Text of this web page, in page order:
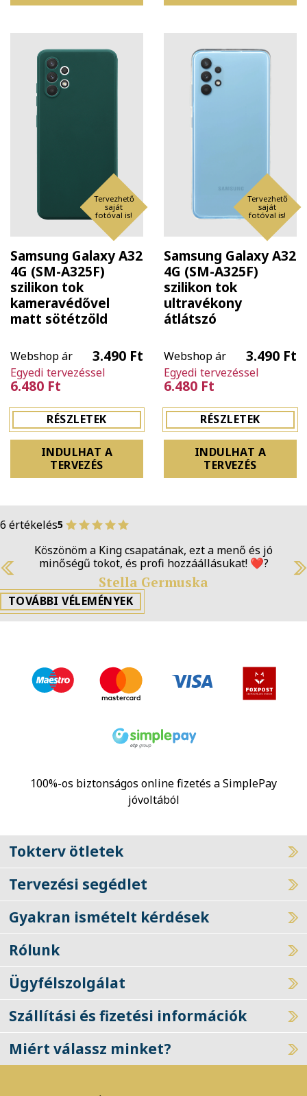
Tervezhető
saját
fotóval is!
Samsung Galaxy A32
4G (SM-A325F)
szilikon tok
kameravédővel
matt sötétzöld
Webshop ár 3.490 Ft
Egyedi tervezéssel
6.480 Ft
RÉSZLETEK
INDULHAT A
TERVEZÉS
Tervezhető
saját
fotóval is!
Samsung Galaxy A32
4G (SM-A325F)
szilikon tok
ultravékony
átlátszó
Webshop ár 3.490 Ft
Egyedi tervezéssel
6.480 Ft
RÉSZLETEK
INDULHAT A
TERVEZÉS
6 értékelés5
Köszönöm a King csapatának, ezt a menő és jó
minőségű tokot, és profi hozzáállásukat! ❤️‍?
Stella Germuska
Previous
TOVÁBBI VÉLEMÉNYEK
100%-os biztonságos online fizetés a SimplePay
jóvoltából
Tokterv ötletek
Tervezési segédlet
Gyakran ismételt kérdések
Rólunk
Ügyfélszolgálat
Szállítási és fizetési információk
Miért válassz minket?